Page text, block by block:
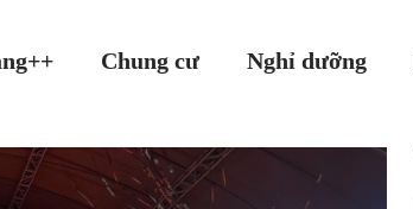
Chung cư Nghỉ dưỡng